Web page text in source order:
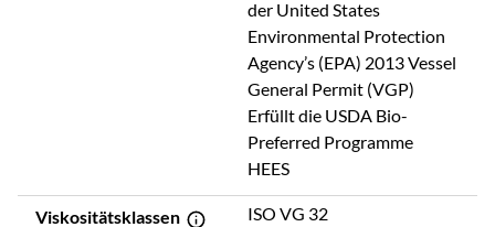
der United States
Environmental Protection
Agency’s (EPA) 2013 Vessel
General Permit (VGP)
Erfüllt die USDA Bio-
Preferred Programme
HEES
Viskositätsklassen ISO VG 32